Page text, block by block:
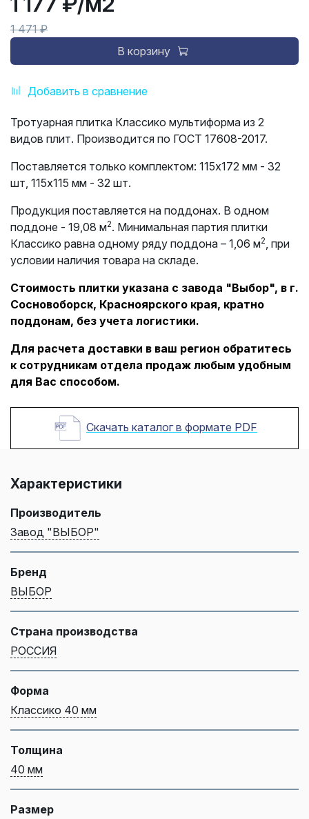
Добавить в сравнение
1 471 ₽
В корзину
Тротуарная плитка Классико мультиформа из 2
видов плит. Производится по ГОСТ 17608-2017.
Поставляется только комплектом: 115х172 мм - 32
шт, 115х115 мм - 32 шт.
Продукция поставляется на поддонах. В одном
поддоне - 19,08 м2. Минимальная партия плитки
Классико равна одному ряду поддона – 1,06 м2 , при
условии наличия товара на складе.
Стоимость плитки указана с завода "Выбор", в г.
Сосновоборск, Красноярского края, кратно
поддонам, без учета логистики.
Для расчета доставки в ваш регион обратитесь
к сотрудникам отдела продаж любым удобным
для Вас способом.
Скачать каталог в формате PDF
Характеристики
Производитель
Завод "ВЫБОР"
Бренд
ВЫБОР
Страна производства
РОССИЯ
Форма
Классико 40 мм
Толщина
40 мм
Размер